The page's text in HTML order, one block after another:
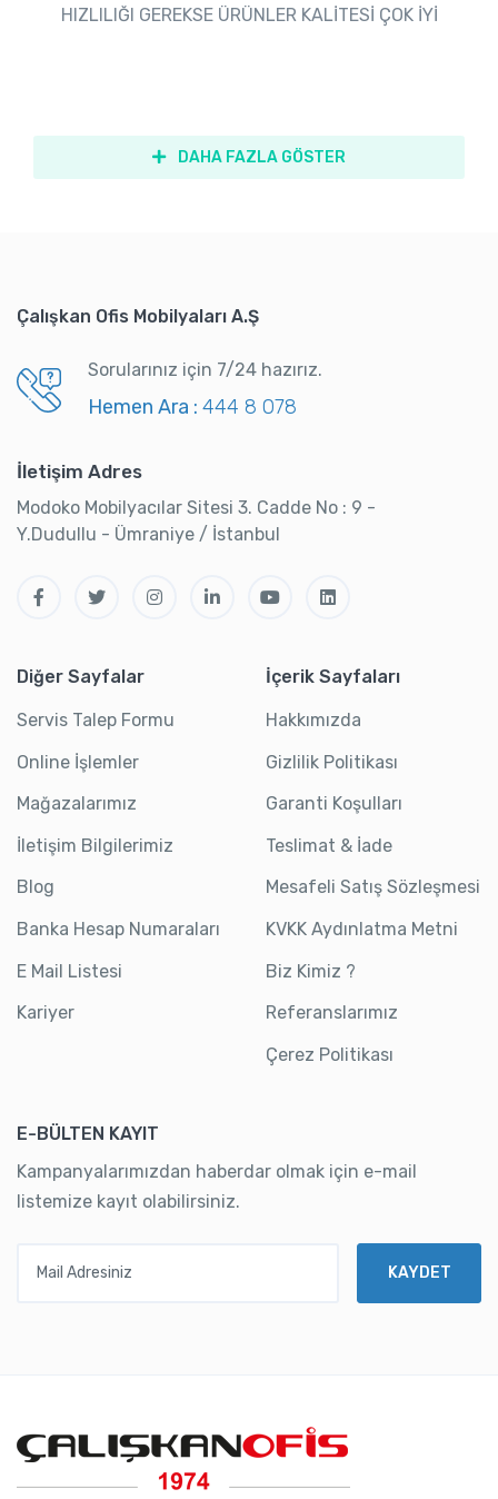
HIZLILIĞI GEREKSE ÜRÜNLER KALİTESİ ÇOK İYİ
DAHA FAZLA GÖSTER
Çalışkan Ofis Mobilyaları A.Ş
Sorularınız için 7/24 hazırız.
Hemen Ara : 444 8 078
İletişim Adres
Modoko Mobilyacılar Sitesi 3. Cadde No : 9 -
Y.Dudullu - Ümraniye / İstanbul
Diğer Sayfalar
Servis Talep Formu
Online İşlemler
Mağazalarımız
İletişim Bilgilerimiz
Blog
Banka Hesap Numaraları
E Mail Listesi
Kariyer
İçerik Sayfaları
Hakkımızda
Gizlilik Politikası
Garanti Koşulları
Teslimat & İade
Mesafeli Satış Sözleşmesi
KVKK Aydınlatma Metni
Biz Kimiz ?
Referanslarımız
Çerez Politikası
E-BÜLTEN KAYIT
Kampanyalarımızdan haberdar olmak için e-mail
listemize kayıt olabilirsiniz.
KAYDET